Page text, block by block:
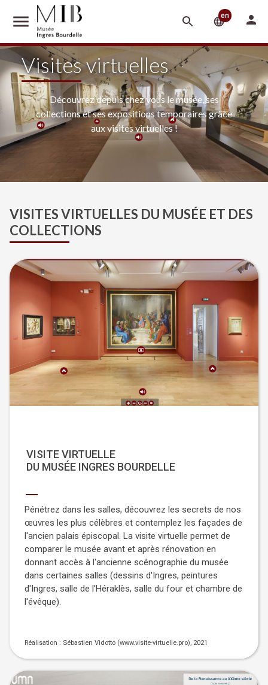
menu languageen person
Visites virtuelles
Découvrez depuis chez vous le musée, ses
collections et ses expositions temporaires grâce
aux visites virtuelles !
VISITES VIRTUELLES DU MUSÉE ET DES
COLLECTIONS
VISITE VIRTUELLE
DU MUSÉE INGRES BOURDELLE
Pénétrez dans les salles, découvrez les secrets de nos
œuvres les plus célèbres et contemplez les façades de
l'ancien palais épiscopal. La visite virtuelle permet de
comparer le musée avant et après rénovation en
donnant accès à l'ancienne scénographie du musée
dans certaines salles (dessins d'Ingres, peintures
d'Ingres, salle de l'Héraklès, salle du four et chambre de
l'évêque).
Réalisation : Sébastien Vidotto (www.visite-virtuelle.pro), 2021